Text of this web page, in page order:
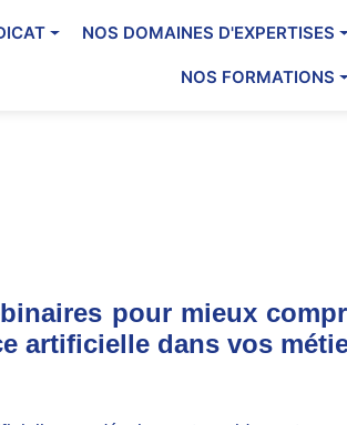
NOS DOMAINES D'EXPERTISES
NOS FORMATIONS
pour mieux
artificielle dans vos